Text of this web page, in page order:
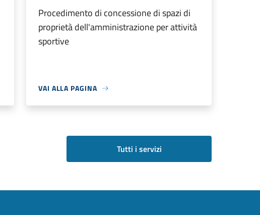
Procedimento di concessione di spazi di
proprietà dell'amministrazione per attività
sportive
VAI ALLA PAGINA
Tutti i servizi